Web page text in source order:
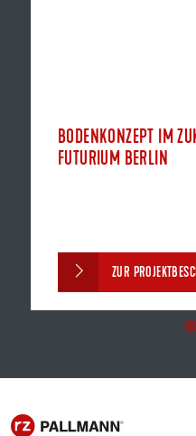
BODENKONZEPT IM
FUTURIUM BERLIN
ZUR